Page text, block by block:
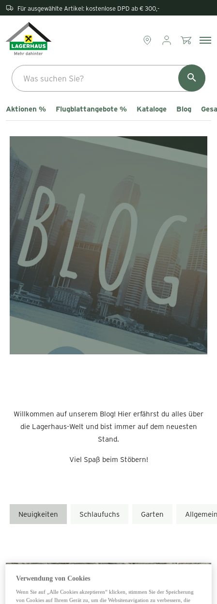
Rückgabe direkt im Lagerhaus
Aktionen % Flugblattangebote % Kataloge Blog
Willkommen auf unserem Blog! Hier erfährst du alles über
die Lagerhaus-Welt und bist immer auf dem neuesten
Stand.
Viel Spaß beim Stöbern!
Neuigkeiten Schlaufuchs Garten
Verwendung von Cookies
Wenn Sie auf „Alle Cookies akzeptieren“ klicken, stimmen Sie der Speicherung
von Cookies auf Ihrem Gerät zu, um die Websitenavigation zu verbessern, die